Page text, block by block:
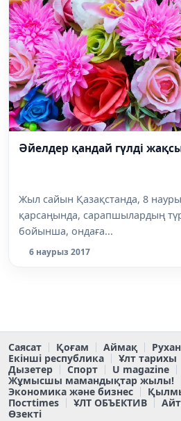
Әйелдер қандай гүлді
Жыл сайын Қазақстанда, 8
қарсаңында, сарапшылардың
бойынша, ондаға...
6 наурыз 2017
Саясат Қоғам Аймақ
Екінші республика
Ұлт тарихы
Дызетер
Спорт U magazine
Жұмысшы мамандықтар жылы!
Экономика және бизнес
Постtimes
ҰЛТ ОБЪЕКТИВ
Өзекті